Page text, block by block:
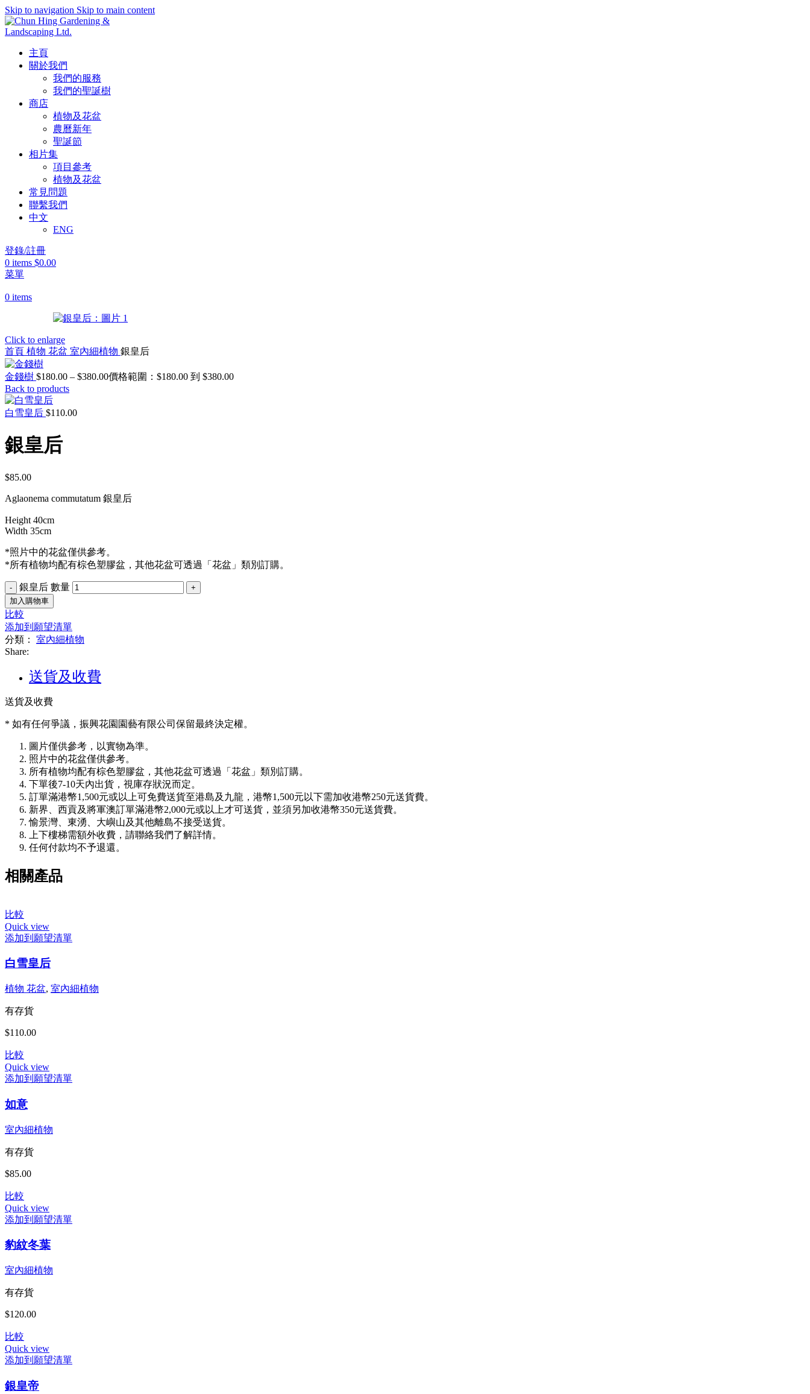
Skip to navigation Skip to main content
主頁
關於我們
我們的服務
我們的聖誕樹
商店
植物及花盆
農曆新年
聖誕節
相片集
項目參考
植物及花盆
常見問題
聯繫我們
中文
ENG
登錄/註冊
0 items $0.00
菜單
0 items
Click to enlarge
首頁 植物 花盆 室內細植物 銀皇后
金錢樹 $180.00 – $380.00價格範圍：$180.00 到 $380.00
Back to products
白雪皇后 $110.00
銀皇后
$85.00
Aglaonema commutatum 銀皇后
Height 40cm
Width 35cm
*照片中的花盆僅供參考。
*所有植物均配有棕色塑膠盆，其他花盆可透過「花盆」類別訂購。
銀皇后 數量
加入購物車
比較
添加到願望清單
分類：
室內細植物
Share:
送貨及收費
送貨及收費
* 如有任何爭議，振興花園園藝有限公司保留最終決定權。
圖片僅供參考，以實物為準。
照片中的花盆僅供參考。
所有植物均配有棕色塑膠盆，其他花盆可透過「花盆」類別訂購。
下單後7-10天內出貨，視庫存狀況而定。
訂單滿港幣1,500元或以上可免費送貨至港島及九龍，港幣1,500元以下需加收港幣250元送貨費。
新界、西貢及將軍澳訂單滿港幣2,000元或以上才可送貨，並須另加收港幣350元送貨費。
愉景灣、東湧、大嶼山及其他離島不接受送貨。
上下樓梯需額外收費，請聯絡我們了解詳情。
任何付款均不予退還。
相關產品
比較
Quick view
添加到願望清單
白雪皇后
植物 花盆, 室內細植物
有存貨
$110.00
比較
Quick view
添加到願望清單
如意
室內細植物
有存貨
$85.00
比較
Quick view
添加到願望清單
豹紋冬葉
室內細植物
有存貨
$120.00
比較
Quick view
添加到願望清單
銀皇帝